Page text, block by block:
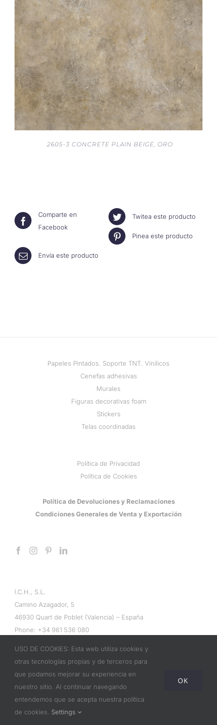
2605-3 CONCRETE PLAIN BEIGE, ORO
Comparte en
Facebook
Twitea este producto
Pinea este producto
Envía este producto
Papeles Pintados. Soporte TNT. Vinílicos
Cenefas adhesivas
Murales
Figuras decorativas foam
Stickers
Telas coordinadas
Política de Privacidad
Política de Cookies
Política de Devoluciones y Reclamaciones
Condiciones Generales de Venta y Exportación
I.C.H., S.L.
Camino Azagador, 5
46930 Quart de Poblet (Valencia) – España
Phone: +34 961 536 080
© Copyright 2017 | ICH Papeles Pintados | All Rights Reserved |
Powered by
USO DE COOKIES: Esta web utiliza cookies y
otras tecnologías propias y de terceros para
que podamos mejorar su experiencia en
nuestro sitio. Al continuar navegando
entendemos que se acepta nuestra política
de cookies. Settings
OK